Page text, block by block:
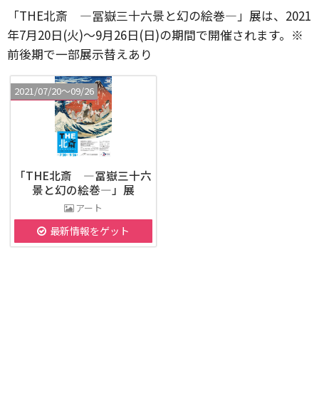
「THE北斎 ―冨嶽三十六景と幻の絵巻―」展は、2021
年7月20日(火)～9月26日(日)の期間で開催されます。※
前後期で一部展示替えあり
2021/07/20〜09/26
「THE北斎 ―冨嶽三十六
景と幻の絵巻―」展
アート
最新情報をゲット